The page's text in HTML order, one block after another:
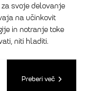
svoje delovanje
na učinkovit
in notranje toke
niti hladiti.
Preberi več